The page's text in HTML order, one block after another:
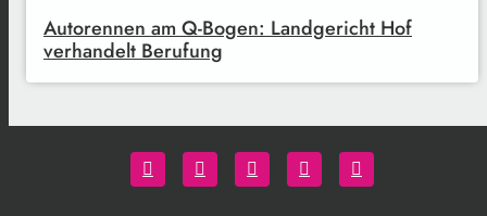
Autorennen am Q-Bogen: Landgericht Hof
verhandelt Berufung